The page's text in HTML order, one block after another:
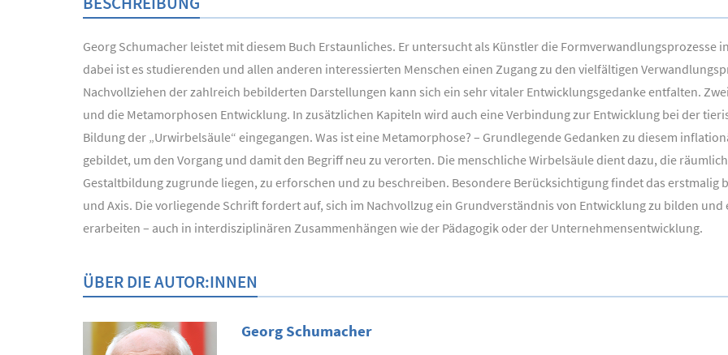
Georg Schumacher leistet mit diesem Buch Erstaunliches. Er untersucht als Künstler die Formverwandlungsprozesse
dabei ist es studierenden und allen anderen interessierten Menschen einen Zugang zu den vielfältigen
Nachvollziehen der zahlreich bebilderten Darstellungen kann sich ein sehr vitaler Entwicklungsgedanke entfalten.
und die Metamorphosen Entwicklung. In zusätzlichen Kapiteln wird auch eine Verbindung zur Entwicklung bei der
Bildung der „Urwirbelsäule“ eingegangen. Was ist eine Metamorphose? – Grundlegende Gedanken zu diesem
gebildet, um den Vorgang und damit den Begriff neu zu verorten. Die menschliche Wirbelsäule dient dazu, die
Gestaltbildung zugrunde liegen, zu erforschen und zu beschreiben. Besondere Berücksichtigung findet das erstmalig
und Axis. Die vorliegende Schrift fordert auf, sich im Nachvollzug ein Grundverständnis von Entwicklung zu bilden
erarbeiten – auch in interdisziplinären Zusammenhängen wie der Pädagogik oder der Unternehmensentwicklung.
ÜBER DIE AUTOR:INNEN
Georg Schumacher